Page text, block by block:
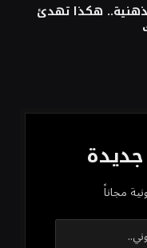
هكذا تهدئ
مجاناً